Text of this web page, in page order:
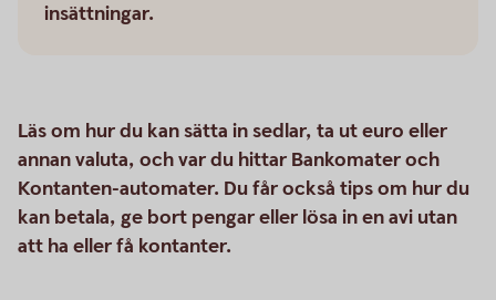
insättningar.
Läs om hur du kan sätta in sedlar, ta ut euro eller
annan valuta, och var du hittar Bankomater och
Kontanten-automater. Du får också tips om hur du
kan betala, ge bort pengar eller lösa in en avi utan
att ha eller få kontanter.